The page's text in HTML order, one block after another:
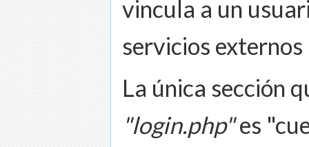
vincula a un
servicios
La única sección
"login.php"es